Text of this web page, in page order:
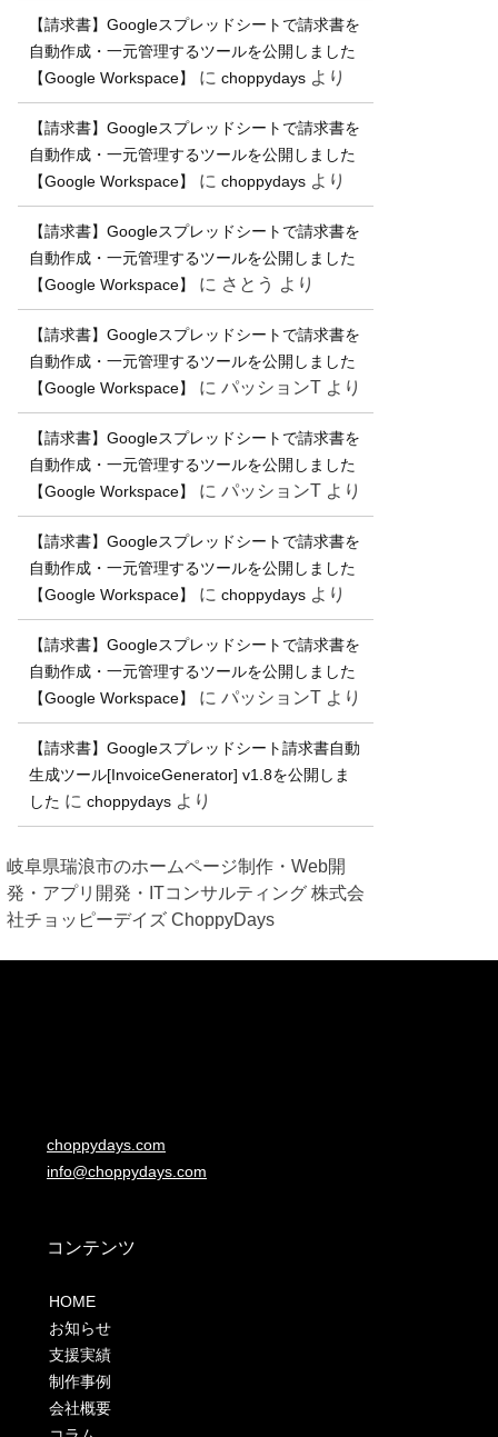
【請求書】Googleスプレッドシートで請求書を
自動作成・一元管理するツールを公開しました
【Google Workspace】
に choppydays より
【請求書】Googleスプレッドシートで請求書を
自動作成・一元管理するツールを公開しました
【Google Workspace】
に choppydays より
【請求書】Googleスプレッドシートで請求書を
自動作成・一元管理するツールを公開しました
【Google Workspace】
に さとう より
【請求書】Googleスプレッドシートで請求書を
自動作成・一元管理するツールを公開しました
【Google Workspace】
に パッションT より
【請求書】Googleスプレッドシートで請求書を
自動作成・一元管理するツールを公開しました
【Google Workspace】
に パッションT より
【請求書】Googleスプレッドシートで請求書を
自動作成・一元管理するツールを公開しました
【Google Workspace】
に choppydays より
【請求書】Googleスプレッドシートで請求書を
自動作成・一元管理するツールを公開しました
【Google Workspace】
に パッションT より
【請求書】Googleスプレッドシート請求書自動
生成ツール[InvoiceGenerator] v1.8を公開しま
した に choppydays より
岐阜県瑞浪市のホームページ制作・Web開
発・アプリ開発・ITコンサルティング 株式会
社チョッピーデイズ ChoppyDays
choppydays.com
info@choppydays.com
コンテンツ
HOME
お知らせ
支援実績
制作事例
会社概要